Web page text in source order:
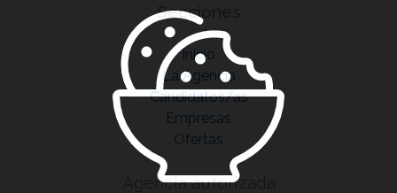
Secciones
Inicio
La Agencia
Candidatos/as
Empresas
Ofertas
Agencia autorizada